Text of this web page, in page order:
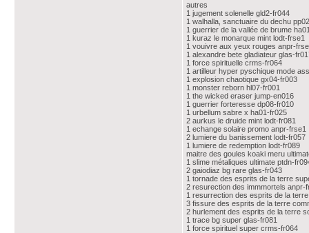
autres
1 jugement solenelle gld2-fr044
1 walhalla, sanctuaire du dechu
1 guerrier de la vallée de brume
1 kuraz le monarque mint lodt-frse1
1 vouivre aux yeux rouges anpr-
1 alexandre bete gladiateur glas-
1 force spirituelle crms-fr064
1 artilleur hyper pyschique mode
1 explosion chaotique gx04-fr003
1 monster reborn hl07-fr001
1 the wicked eraser jump-en016
1 guerrier forteresse dp08-fr010
1 urbellum sabre x ha01-fr025
2 aurkus le druide mint lodt-fr081
1 echange solaire promo anpr-frse1
2 lumiere du banissement lodt-fr057
1 lumiere de redemption lodt-fr089
maitre des goules koaki meru
1 slime métaliques ultimate ptdn-
2 gaiodiaz bg rare glas-fr043
1 tornade des esprits de la terre
2 resurection des immmortels anpr-
1 resurrection des esprits de la
3 fissure des esprits de la terre
2 hurlement des esprits de la terre
1 trace bg super glas-fr081
1 force spirituel super crms-fr064